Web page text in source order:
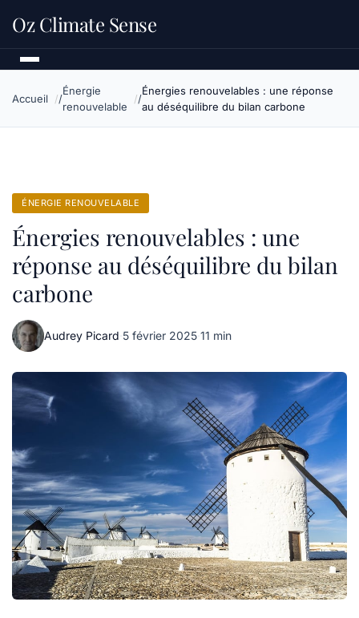
Oz Climate Sense
Accueil
Énergie
renouvelable
Énergies renouvelables : une réponse
au déséquilibre du bilan carbone
ÉNERGIE RENOUVELABLE
Énergies renouvelables : une
réponse au déséquilibre du bilan
carbone
Audrey Picard·5 février 2025·11 min